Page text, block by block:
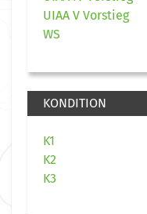
UIAA V Vorstieg
WS
KONDITION
K1
K2
K3